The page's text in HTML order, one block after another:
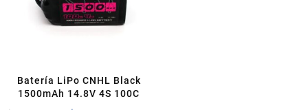
Batería LiPo CNHL Black
1500mAh 14.8V 4S 100C